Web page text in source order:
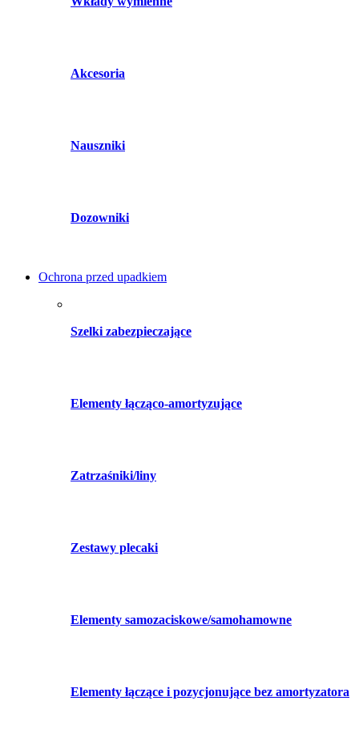
Akcesoria
Nauszniki
Dozowniki
Ochrona przed upadkiem
Szelki zabezpieczające
Elementy łącząco-amortyzujące
Zatrzaśniki/liny
Zestawy plecaki
Elementy samozaciskowe/samohamowne
Elementy łączące i pozycjonujące bez amortyzatora